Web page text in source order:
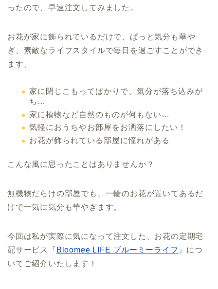
ったので、早速注文してみました。
お花が家に飾られているだけで、ぱっと気分も華や
ぎ、素敵なライフスタイルで毎日を過ごすことができ
ます。
家に閉じこもってばかりで、気分が落ち込みが
ち…
家に植物など自然のものが何もない…
気軽におうちやお部屋をお洒落にしたい！
お花が飾られている部屋に憧れがある
こんな風に思ったことはありませんか？
無機物だらけの部屋でも、一輪のお花が置いてあるだ
けで一気に気分も華やぎます。
今回は私が実際に気になって注文した、お花の定期宅
配サービス『 Bloomee LIFE ブルーミーライフ 』につ
いてご紹介いたします！